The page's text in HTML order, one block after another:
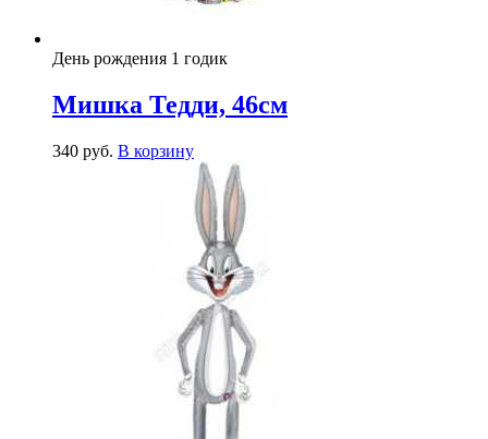
День рождения 1 годик
Мишка Тедди, 46см
340 руб. В корзину